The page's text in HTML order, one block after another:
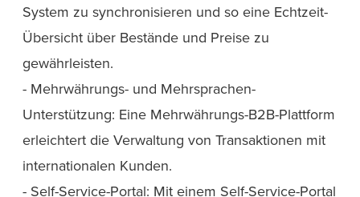
System zu synchronisieren und so eine Echtzeit-
Übersicht über Bestände und Preise zu
gewährleisten.
- Mehrwährungs- und Mehrsprachen-
Unterstützung: Eine Mehrwährungs-B2B-Plattform
erleichtert die Verwaltung von Transaktionen mit
internationalen Kunden.
- Self-Service-Portal: Mit einem Self-Service-Portal